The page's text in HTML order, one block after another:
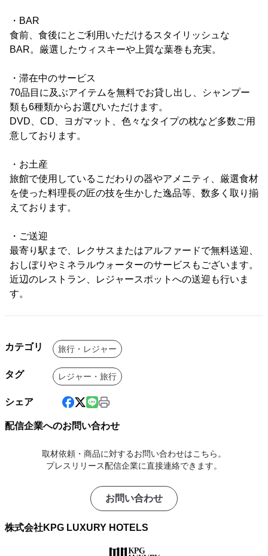
・BAR
食前、食後にとご利用いただけるスタイリッシュな
BAR。厳選したウィスキーや上質な葉巻も充実。
・滞在中のサービス
70品目に及ぶアイテムを無料でお貸し出し、シャンプー
類も6種類からお選びいただけます。
DVD、CD、ヨガマット、色々なタイプの枕など多数ご用
意しております。
・お土産
旅館で使用しているこだわりの器やアメニティ、厳選食材
を使った料理長の匠の技を生かした逸品等、数多く取り揃
えております。
・ご送迎
最寄り駅まで、レクサスまたはアルファードで無料送迎、
おしぼりやミネラルウォーターのサービスもございます。
近辺のレストラン、レジャースポットへの送迎も行いま
す。
カテゴリ 旅行・レジャー
タグ レジャー・旅行
シェア
配信企業へのお問い合わせ
取材依頼・商品に対するお問い合わせはこちら。
プレスリリース配信企業に直接連絡できます。
お問い合わせ
株式会社KPG LUXURY HOTELS